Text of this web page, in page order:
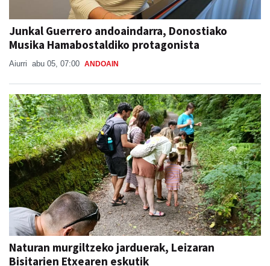
Junkal Guerrero andoaindarra, Donostiako
Musika Hamabostaldiko protagonista
Aiurri abu 05, 07:00 ANDOAIN
Naturan murgiltzeko jarduerak, Leizaran
Bisitarien Etxearen eskutik